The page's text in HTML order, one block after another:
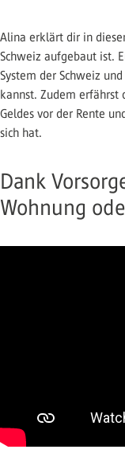
Alina erklärt dir in
Schweiz aufgebaut ist.
System der Schweiz
kannst. Zudem erfährst
Geldes vor der Rente
sich hat.
Dank
Wohnung